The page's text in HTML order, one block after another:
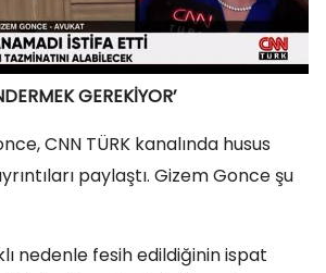
GEREKİYOR’
CNN TÜRK kanalında husus
paylaştı. Gizem Gonce şu
nedenle fesih edildiğinin ispat